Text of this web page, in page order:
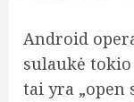
Android
sulaukė
tai yra „open